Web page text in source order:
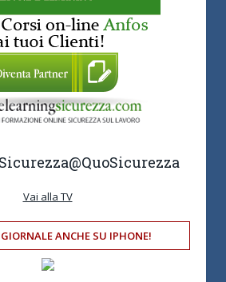
@QuoSicurezza
Vai alla TV
ANCHE SU IPHONE!